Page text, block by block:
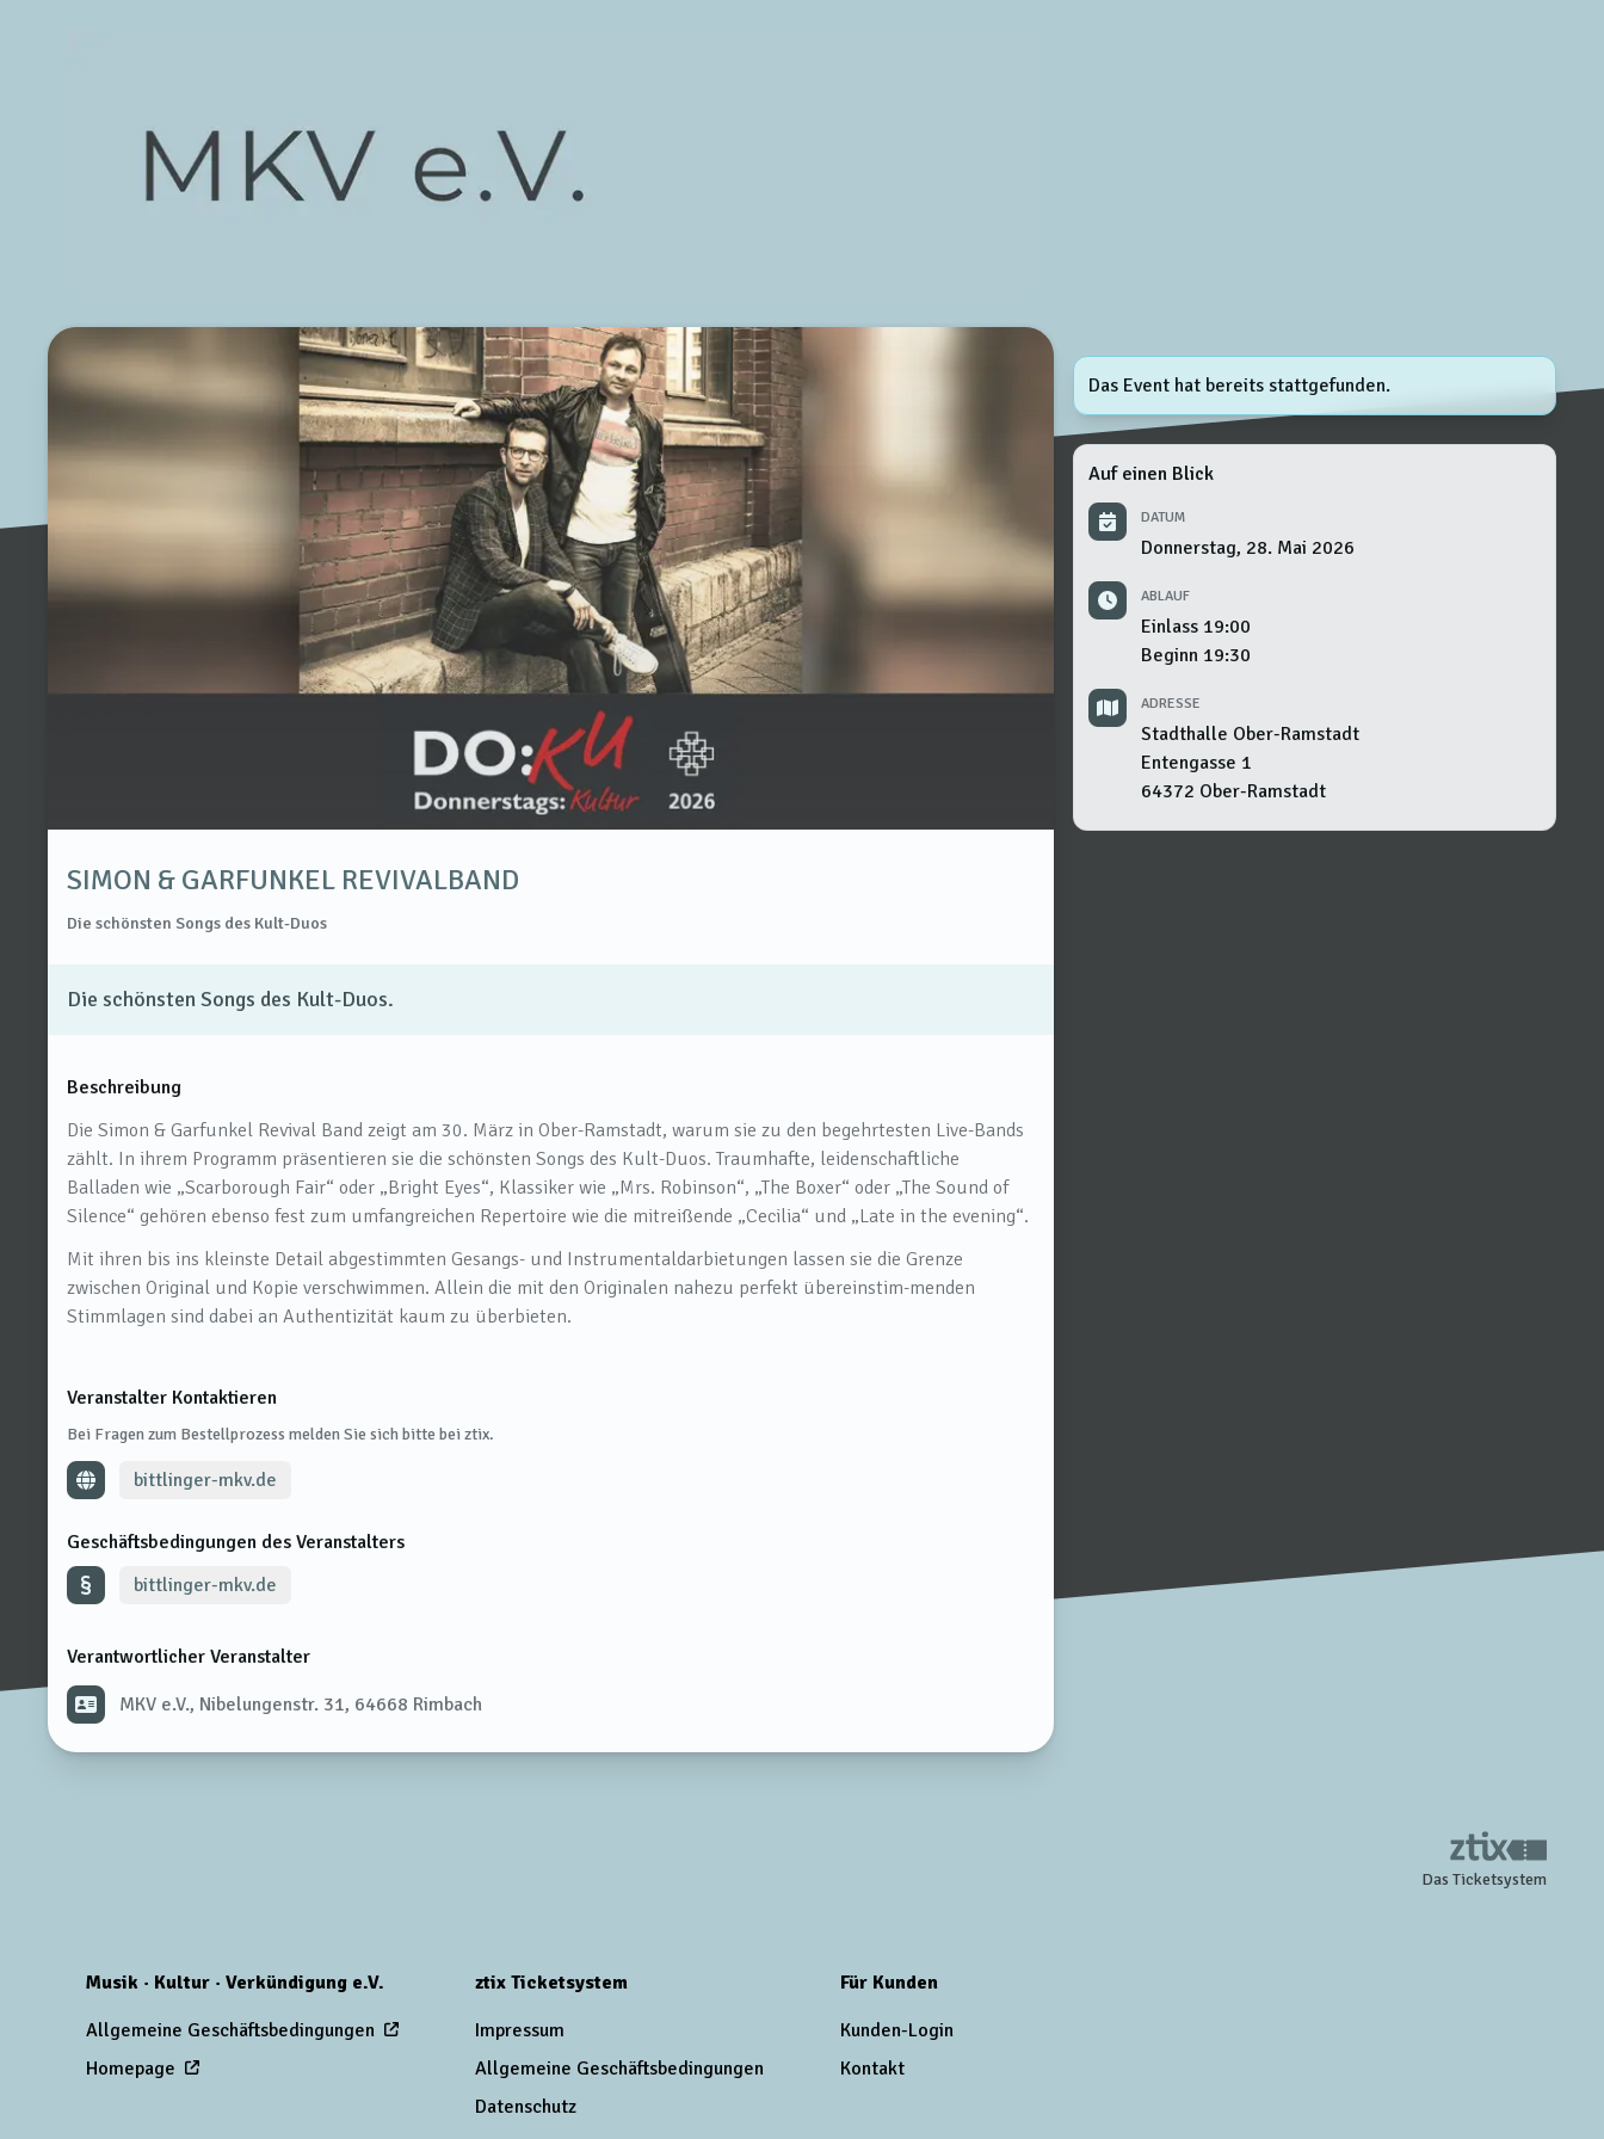
SIMON & GARFUNKEL REVIVALBAND
Die schönsten Songs des Kult-Duos
Die schönsten Songs des Kult-Duos.
Beschreibung
Die Simon & Garfunkel Revival Band zeigt am 30. März in Ober-Ramstadt, warum sie zu den begehrtesten Live-Bands
zählt. In ihrem Programm präsentieren sie die schönsten Songs des Kult-Duos. Traumhafte, leidenschaftliche
Balladen wie „Scarborough Fair“ oder „Bright Eyes“, Klassiker wie „Mrs. Robinson“, „The Boxer“ oder „The Sound of
Silence“ gehören ebenso fest zum umfangreichen Repertoire wie die mitreißende „Cecilia“ und „Late in the evening“.
Mit ihren bis ins kleinste Detail abgestimmten Gesangs- und Instrumentaldarbietungen lassen sie die Grenze
zwischen Original und Kopie verschwimmen. Allein die mit den Originalen nahezu perfekt übereinstim-menden
Stimmlagen sind dabei an Authentizität kaum zu überbieten.
Veranstalter Kontaktieren
Bei Fragen zum Bestellprozess melden Sie sich bitte bei ztix.
bittlinger-mkv.de
Geschäftsbedingungen des Veranstalters
bittlinger-mkv.de
Verantwortlicher Veranstalter
MKV e.V., Nibelungenstr. 31, 64668 Rimbach
Das Event hat bereits stattgefunden.
Auf einen Blick
DATUM
Donnerstag, 28. Mai 2026
ABLAUF
Einlass 19:00
Beginn 19:30
ADRESSE
Stadthalle Ober-Ramstadt
Entengasse 1
64372 Ober-Ramstadt
Das Ticketsystem
Musik · Kultur · Verkündigung e.V.
Allgemeine Geschäftsbedingungen
Homepage
ztix Ticketsystem
Impressum
Allgemeine Geschäftsbedingungen
Datenschutz
Für Kunden
Kunden-Login
Kontakt